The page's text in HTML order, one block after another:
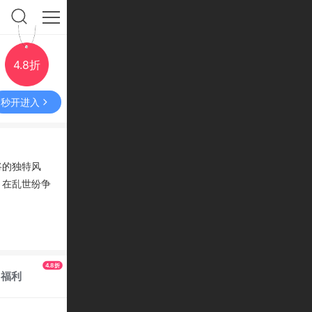
4.8折
秒开进入
独特风
乱世纷争
福利
4.8折